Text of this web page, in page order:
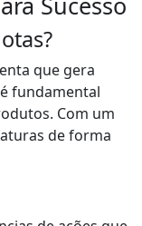
que gera
fundamental
Com um
de forma